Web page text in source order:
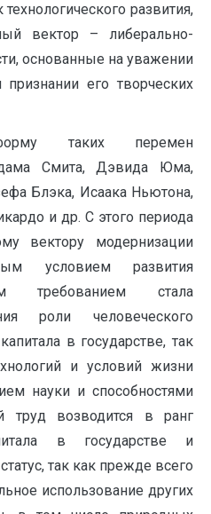
развития,
вектор – либерально-
основанные на уважении
его творческих
таких перемен
Смита, Дэвида Юма,
Блэка, Исаака Ньютона,
и др. С этого периода
вектору модернизации
условием развития
требованием стала
роли человеческого
в государстве, так
и условий жизни
науки и способностями
труд возводится в ранг
в государстве и
так как прежде всего
использование других